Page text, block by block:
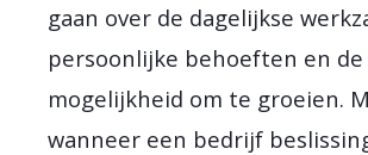
gaan over de dagelijkse
persoonlijke behoeften en de
mogelijkheid om te groeien.
wanneer een bedrijf